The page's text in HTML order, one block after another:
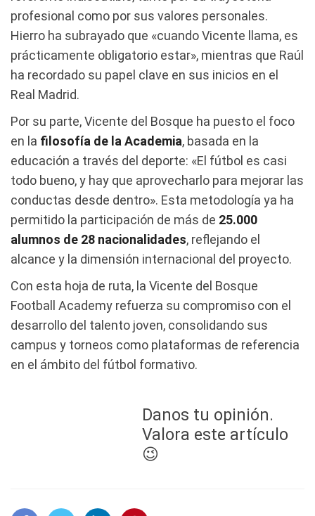
profesional como por sus valores personales.
Hierro ha subrayado que «cuando Vicente llama, es
prácticamente obligatorio estar», mientras que Raúl
ha recordado su papel clave en sus inicios en el
Real Madrid.
Por su parte, Vicente del Bosque ha puesto el foco
en la filosofía de la Academia, basada en la
educación a través del deporte: «El fútbol es casi
todo bueno, y hay que aprovecharlo para mejorar las
conductas desde dentro». Esta metodología ya ha
permitido la participación de más de 25.000
alumnos de 28 nacionalidades, reflejando el
alcance y la dimensión internacional del proyecto.
Con esta hoja de ruta, la Vicente del Bosque
Football Academy refuerza su compromiso con el
desarrollo del talento joven, consolidando sus
campus y torneos como plataformas de referencia
en el ámbito del fútbol formativo.
Danos tu opinión.
Valora este artículo
😉